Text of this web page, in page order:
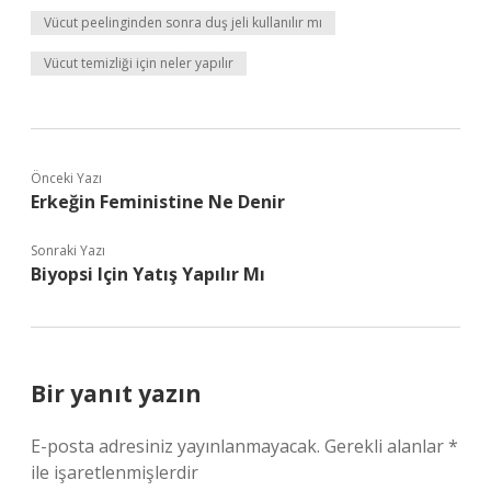
Vücut peelinginden sonra duş jeli kullanılır mı
Vücut temizliği için neler yapılır
Önceki Yazı
Erkeğin Feministine Ne Denir
Sonraki Yazı
Biyopsi Için Yatış Yapılır Mı
Bir yanıt yazın
E-posta adresiniz yayınlanmayacak. Gerekli alanlar*
ile işaretlenmişlerdir